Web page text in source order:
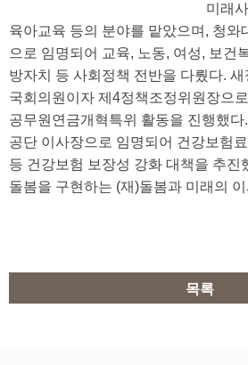
미래
육아교육 등의 분야를 맡았으며, 청와
으로 임명되어 교육, 노동, 여성, 보건
방자치 등 사회정책 전반을 다뤘다.
국회의원이자 제4정책조정위원장으
공무원연금개혁특위 활동을 진행했
공단 이사장으로 임명되어 건강보험
등 건강보험 보장성 강화 대책을 추진
돌봄을 구현하는 (재)돌봄과 미래의
목록